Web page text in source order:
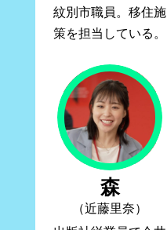
紋別市職員。移住施
策を担当している。
森
（近藤里奈）